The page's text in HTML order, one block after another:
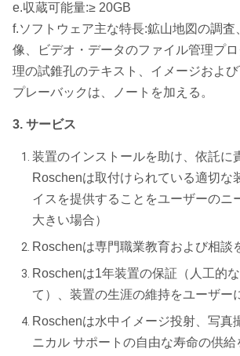
e.収蔵可能量:≥ 20GB
f.ソフトウェア主な特長:鉱山地図の調査
像、ビデオ・データのファイル管理プ
理の試錐孔のテキスト、イメージおよ
プレーバックは、ノートを加える。
3. サービス
装置のインストールを助け、依託に
Roschenは取付けられている適切な
イスを提供することをユーザーのニ
大きい場合）
Roschenは専門職業教育および相談
Roschenは1年装置の保証（人工的
て）、装置の生涯の維持をユーザー
Roschenは水中イメージ投射、写真
ニカル サポートの自由な寿命の供給